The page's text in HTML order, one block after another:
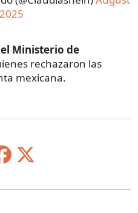
Ministerio de
rechazaron las
mexicana.